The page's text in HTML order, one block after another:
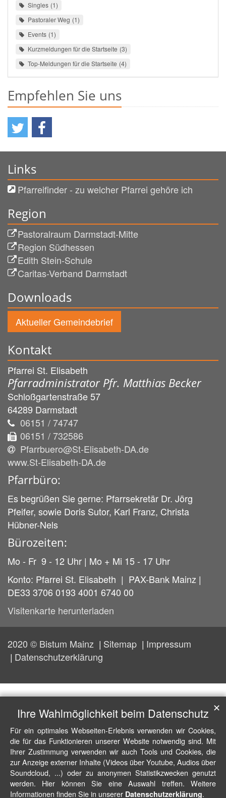
Singles 1
Pastoraler Weg 1
Events 1
Kurzmeldungen für die Startseite 3
Top-Meldungen für die Startseite 4
Empfehlen Sie uns
Links
Pfarreifinder - zu welcher Pfarrei gehöre ich
Region
Pastoralraum Darmstadt-Mitte
Region Südhessen
Edith Stein-Schule
Caritas-Verband Darmstadt
Downloads
Aktueller Gemeindebrief
Kontakt
Pfarrei St. Elisabeth
Pfarradministrator Pfr. Matthias Becker
Schloßgartenstraße 57
64289 Darmstadt
06151 / 74747
06151 / 732586
Pfarrbuero@St-Elisabeth-DA.de
www.St-Elisabeth-DA.de
Pfarrbüro:
Es begrüßen Sie gerne: Pfarrsekretär Dr. Jörg
Pfeifer, sowie Doris Sutor, Karl Franz, Christa
Hübner-Nels
Bürozeiten:
Mo - Fr 9 - 12 Uhr | Mo + Mi 15 - 17 Uhr
Konto: Pfarrei St. Elisabeth | PAX-Bank Mainz |
DE33 3706 0193 4001 6740 00
Visitenkarte herunterladen
2020 © Bistum Mainz Sitemap
Impressum
Datenschutzerklärung
Ihre Wahlmöglichkeit beim Datenschutz
Für ein optimales Webseiten-Erlebnis verwenden wir Cookies,
die für das Funktionieren unserer Website notwendig sind. Mit
Ihrer Zustimmung verwenden wir auch Tools und Cookies, die
zur Anzeige externer Inhalte (Videos über Youtube, Audios über
Soundcloud, ...) oder zu anonymen Statistikzwecken genutzt
werden. Hier können Sie eine Auswahl treffen. Weitere
Informationen finden Sie in unserer Datenschutzerklärung.
✕